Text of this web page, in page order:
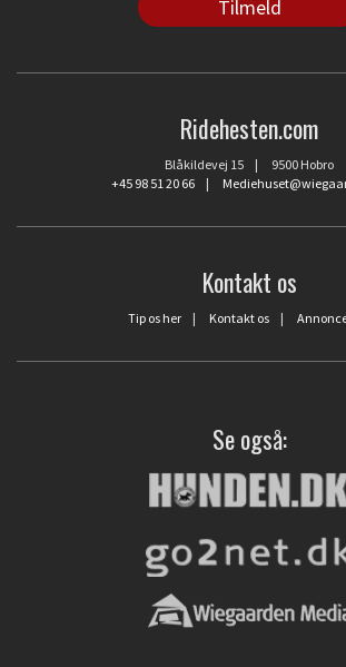
Ridehesten.com
Blåkildevej 15 | 9500 Hobro
+45 98 51 20 66|
Kontakt os
Tip os her | Kontakt os |
Se også: